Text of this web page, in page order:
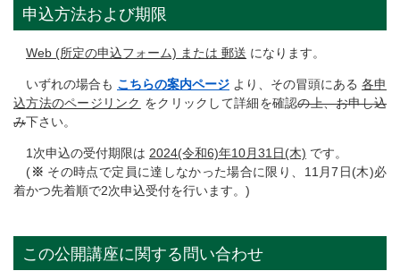
申込方法および期限
Web (所定の申込フォーム) または 郵送 になります。
いずれの場合も こちらの案内ページ より、その冒頭にある 各申
込方法のページリンク をクリックして詳細を確認の上、お申し込
み下さい。
1次申込の受付期限は 2024(令和6)年10月31日(木) です。
(※ その時点で定員に達しなかった場合に限り、11月7日(木)必
着かつ先着順で2次申込受付を行います。)
この公開講座に関する問い合わせ